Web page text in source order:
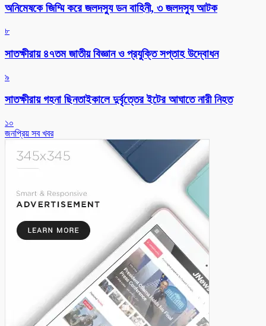
অনিমেষকে জিম্মি করে জলদস্যু ডন বাহিনী, ৩ জলদস্যু আটক
৮
সাতক্ষীরায় ৪৭তম জাতীয় বিজ্ঞান ও প্রযুক্তি সপ্তাহ উদ্বোধন
৯
সাতক্ষীরায় গহনা ছিনতাইকালে দুর্বৃত্তের ইটের আঘাতে নারী নিহত
১০
জনপ্রিয় সব খবর